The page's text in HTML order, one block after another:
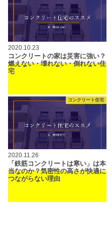
2020.10.23
コンクリートの家は災害に強い？
燃えない・壊れない・倒れない住
宅
コンクリート住宅
2020.11.26
「鉄筋コンクリートは寒い」は本
当なのか？気密性の高さが快適に
つながらない理由